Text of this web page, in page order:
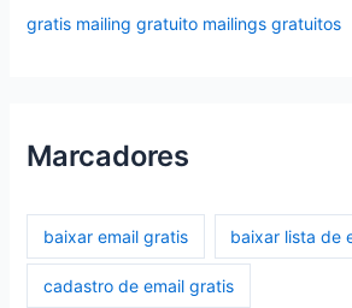
gratis mailing gratuito mailings gratuitos
Marcadores
baixar email gratis baixar lista de
cadastro de email gratis